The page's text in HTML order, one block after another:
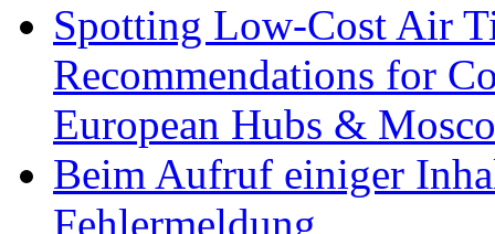
Spotting Low-Cost Air
Recommendations for
European Hubs &
Beim Aufruf einiger
Fehlermeldung